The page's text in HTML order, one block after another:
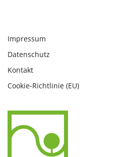
Impressum
Datenschutz
Kontakt
Cookie-Richtlinie (EU)